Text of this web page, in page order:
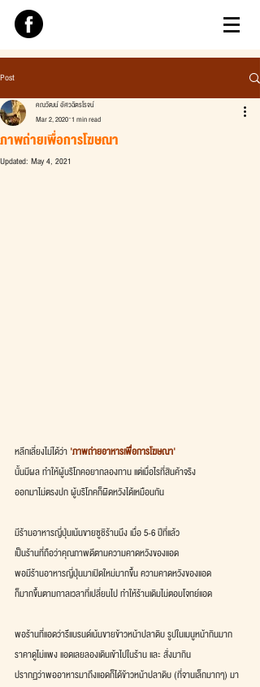
Post
ภาพถ่ายเพื่อการโฆษณา
คณวัฒน์ อัศวฉัตรโรจน์
Mar 2, 2020 1 min read
Updated: May 4, 2021
หลีกเลี่ยงไม่ได้ว่า 'ภาพถ่ายอาหารเพื่อการโฆษณา'
นั้นมีผล ทำให้ผู้บริโภคอยากลองทาน แต่เมื่อไรที่สินค้าจริง
ออกมาไม่ตรงปก ผู้บริโภคก็ผิดหวังได้เหมือนกัน
มีร้านอาหารญี่ปุ่นเน้นขายซูชิร้านนึง เมื่อ 5-6 ปีที่แล้ว
เป็นร้านที่ถือว่าคุณภาพดีตามความคาดหวังของแอด
พอมีร้านอาหารญี่ปุ่นมาเปิดใหม่มากขึ้น ความคาดหวังของแอด
ก็มากขึ้นตามกาลเวลาที่เปลี่ยนไป ทำให้ร้านเดิมไม่ตอบโจทย์แอด
พอร้านที่แอดว่ารีแบรนด์เน้นขายข้าวหน้าปลาดิบ รูปในเมนูหน้ากินมาก
ราคาดูไม่แพง แอดเลยลองเดินเข้าไปในร้าน และ สั่งมากิน
ปรากฏว่าพออาหารมาถึงแอดก็ได้ข้าวหน้าปลาดิบ (ที่จานเล็กมากๆ) มา